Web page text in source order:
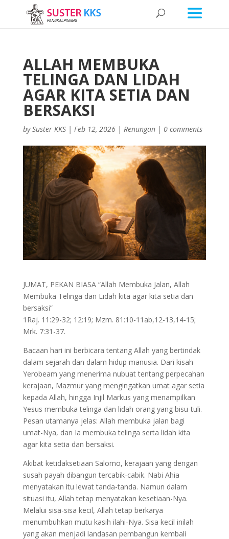
ALLAH MEMBUKA
TELINGA DAN LIDAH
AGAR KITA SETIA DAN
BERSAKSI
bySuster KKS| Feb 12, 2026| Renungan| 0 comments
JUMAT, PEKAN BIASA “Allah Membuka Jalan, Allah
Membuka Telinga dan Lidah kita agar kita setia dan
bersaksi”
1Raj. 11:29-32; 12:19; Mzm. 81:10-11ab,12-13,14-15;
Mrk. 7:31-37.
Bacaan hari ini berbicara tentang Allah yang bertindak
dalam sejarah dan dalam hidup manusia. Dari kisah
Yerobeam yang menerima nubuat tentang perpecahan
kerajaan, Mazmur yang mengingatkan umat agar setia
kepada Allah, hingga Injil Markus yang menampilkan
Yesus membuka telinga dan lidah orang yang bisu-tuli.
Pesan utamanya jelas: Allah membuka jalan bagi
umat-Nya, dan Ia membuka telinga serta lidah kita
agar kita setia dan bersaksi.
Akibat ketidaksetiaan Salomo, kerajaan yang dengan
susah payah dibangun tercabik-cabik. Nabi Ahia
menyatakan itu lewat tanda-tanda. Namun dalam
situasi itu, Allah tetap menyatakan kesetiaan-Nya.
Melalui sisa-sisa kecil, Allah tetap berkarya
menumbuhkan mutu kasih ilahi-Nya. Sisa kecil inilah
yang akan menjadi landasan pembangun kembali